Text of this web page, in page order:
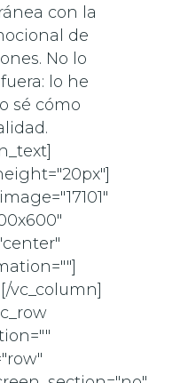
con la
de
No lo
lo he
sé cómo
vc_column]